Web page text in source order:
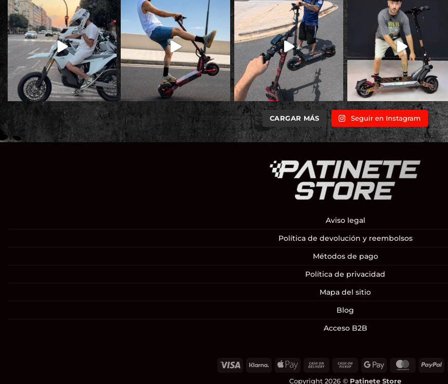
CARGAR MÁS Seguir en Instagram
Aviso legal
Política de devolución y reembolsos
Métodos de pago
Política de privacidad
Mapa del sitio
Blog
Acceso B2B
Visa Klarna
Apple
Cash
Cash
Google
Copyright 2026 © Patinete Store